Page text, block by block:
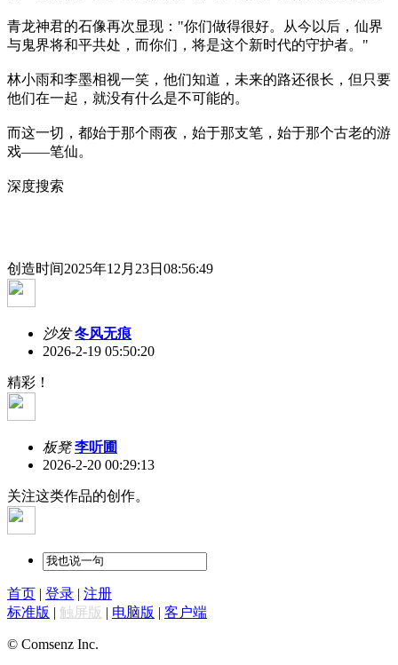
青龙神君的石像再次显现："你们做得很好。从今以后，仙界
与鬼界将和平共处，而你们，将是这个新时代的守护者。"
林小雨和李墨相视一笑，他们知道，未来的路还很长，但只要
他们在一起，就没有什么是不可能的。
而这一切，都始于那个雨夜，始于那支笔，始于那个古老的游
戏——笔仙。
深度搜索
创造时间2025年12月23日08:56:49
沙发 冬风无痕
2026-2-19 05:50:20
精彩！
板凳 李听圃
2026-2-20 00:29:13
关注这类作品的创作。
首页 | 登录 | 注册
标准版 | 触屏版 | 电脑版 | 客户端
© Comsenz Inc.